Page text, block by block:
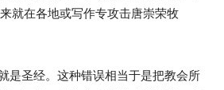
就在各地或写作专攻击唐崇荣牧
是圣经。这种错误相当于是把教会所